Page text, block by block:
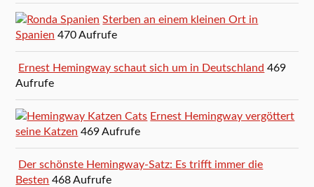
Sterben an einem kleinen Ort in
Spanien 470 Aufrufe
Ernest Hemingway schaut sich um in Deutschland 469
Aufrufe
Ernest Hemingway vergöttert
seine Katzen 469 Aufrufe
Der schönste Hemingway-Satz: Es trifft immer die
Besten 468 Aufrufe